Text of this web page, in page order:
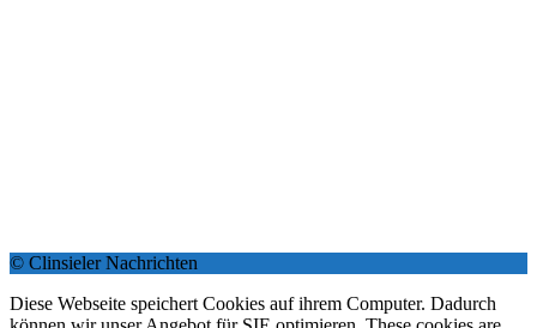
© Clinsieler Nachrichten
Diese Webseite speichert Cookies auf ihrem Computer. Dadurch